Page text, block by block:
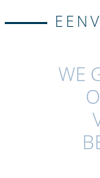
WE